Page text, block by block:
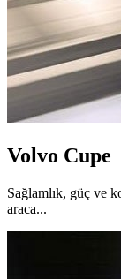
Volvo Cupe
Sağlamlık, güç ve
araca...